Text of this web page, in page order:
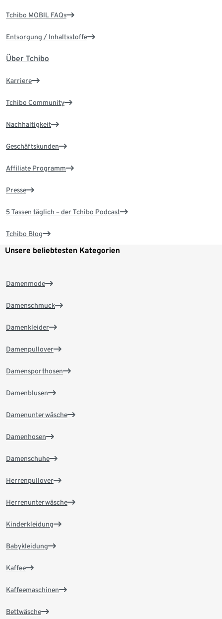
Tchibo MOBIL FAQs
Entsorgung / Inhaltsstoffe
Über Tchibo
Karriere
Tchibo Community
Nachhaltigkeit
Geschäftskunden
Affiliate Programm
Presse
5 Tassen täglich – der Tchibo Podcast
Tchibo Blog
Unsere beliebtesten Kategorien
Damenmode
Damenschmuck
Damenkleider
Damenpullover
Damensporthosen
Damenblusen
Damenunterwäsche
Damenhosen
Damenschuhe
Herrenpullover
Herrenunterwäsche
Kinderkleidung
Babykleidung
Kaffee
Kaffeemaschinen
Bettwäsche